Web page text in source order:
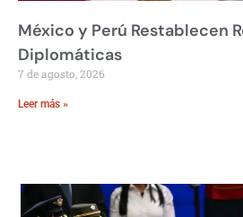
México y Perú Restablecen
Diplomáticas
7 de agosto, 2026
Leer más »